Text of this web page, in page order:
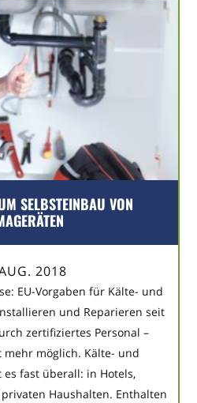
SELBSTEINBAU VON
2018
EU-Vorgaben für Kälte- und
und Reparieren seit
zertifiziertes Personal –
möglich. Kälte- und
fast überall: in Hotels,
Haushalten. Enthalten